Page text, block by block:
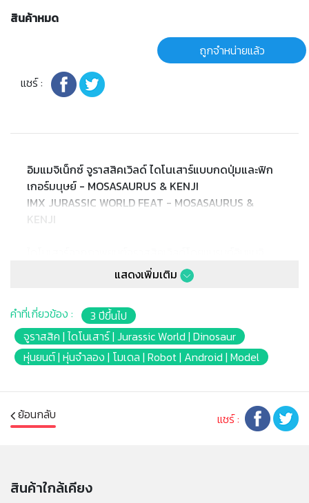
สินค้าหมด
ถูกจำหน่ายแล้ว
แชร์ :
อิมแมจิเน็กซ์ จูราสสิคเวิลด์ ไดโนเสาร์แบบกดปุ่มและฟิก
เกอร์มนุษย์ - MOSASAURUS & KENJI
IMX JURASSIC WORLD FEAT - MOSASAURUS &
KENJI
เน็กซ์ มาพร้อมปุ่มสำหรับหมุนหรือกดเพื่อให้ได้โนเสาร์แสดง
ท่าขยับขากรรไกรราวกับมีชีวิต! แต่ละชุดประกอบด้วยฟิก
ขยับได้ 1 ชิ้น และอุปกรณ์เสริม มีให้เลือกสะสมหลายแบบเพื่อ
สร้างการผจญภัยที่น่าตื่นเต้นยิ่งขึ้น!
แต่ละชิ้นแยกจำหน่าย
เหมาะสำหรับอายุ 3 ปีขึ้นไป
หมายเหตุ:
สินค้าอาจมีการเปลี่ยนแปลงลวดลาย สีสันบนผลิตภัณฑ์ หรือ
แพ็คเกจโดยร้านฯอาจไม่สามารถแจ้งให้ทราบล่วงหน้า และสี
คำเตือน/ข้อห้าม:
แสดงเพิ่มเติม
คำที่เกี่ยวข้อง :
3 ปีขึ้นไป
จูราสสิค | ไดโนเสาร์ | Jurassic World | Dinosaur
หุ่นยนต์ | หุ่นจำลอง | โมเดล | Robot | Android | Model
ย้อนกลับ แชร์ :
สินค้าใกล้เคียง